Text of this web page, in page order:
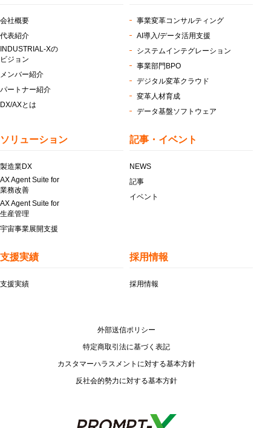
会社概要
代表紹介
INDUSTRIAL-Xの
ビジョン
メンバー紹介
パートナー紹介
DX/AXとは
事業変革コンサルティング
AI導入/データ活用支援
システムインテグレーション
事業部門BPO
デジタル変革クラウド
変革人材育成
データ基盤ソフトウェア
ソリューション
製造業DX
AX Agent Suite for
業務改善
AX Agent Suite for
生産管理
宇宙事業展開支援
記事・イベント
NEWS
記事
イベント
支援実績
支援実績
採用情報
採用情報
外部送信ポリシー
特定商取引法に基づく表記
カスタマーハラスメントに対する基本方針
反社会的勢力に対する基本方針